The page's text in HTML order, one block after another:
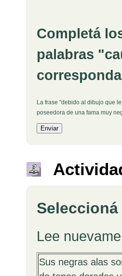
Completá
palabras
La frase "debido al dibujo que
poseedora de una fama muy
Pregunta
Lee
Sus negras alas